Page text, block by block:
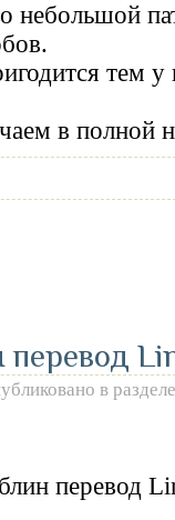
небольшой
тем у
в полной
перевод
в
перевод